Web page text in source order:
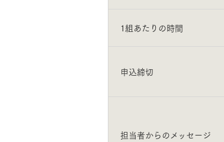
1組あたりの時間
申込締切
担当者からのメッセージ